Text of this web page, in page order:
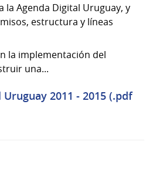
la Agenda Digital Uruguay, y
estructura y líneas
la implementación del
una...
2011 - 2015 (.pdf